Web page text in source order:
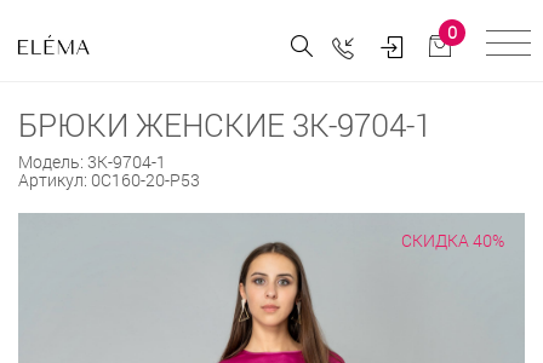
0
БРЮКИ ЖЕНСКИЕ 3К-9704-1
Модель: 3К-9704-1
Артикул: 0С160-20-Р53
СКИДКА 40%